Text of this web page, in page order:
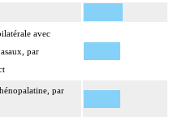
avec
par
par